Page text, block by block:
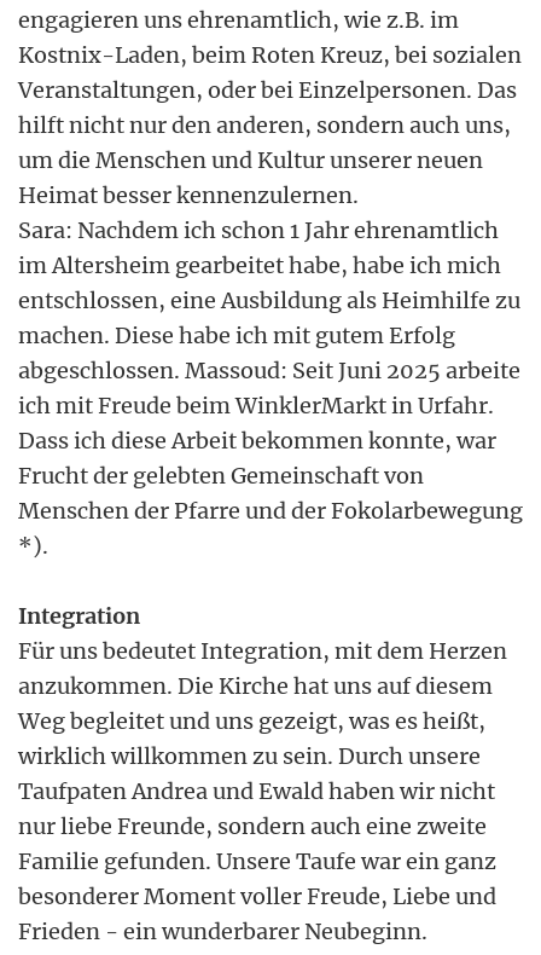
engagieren uns ehrenamtlich, wie z.B. im
Kostnix-Laden, beim Roten Kreuz, bei sozialen
Veranstaltungen, oder bei Einzelpersonen. Das
hilft nicht nur den anderen, sondern auch uns,
um die Menschen und Kultur unserer neuen
Heimat besser kennenzulernen.
Sara: Nachdem ich schon 1 Jahr ehrenamtlich
im Altersheim gearbeitet habe, habe ich mich
entschlossen, eine Ausbildung als Heimhilfe zu
machen. Diese habe ich mit gutem Erfolg
abgeschlossen. Massoud: Seit Juni 2025 arbeite
ich mit Freude beim WinklerMarkt in Urfahr.
Dass ich diese Arbeit bekommen konnte, war
Frucht der gelebten Gemeinschaft von
Menschen der Pfarre und der Fokolarbewegung
*).
Integration
Für uns bedeutet Integration, mit dem Herzen
anzukommen. Die Kirche hat uns auf diesem
Weg begleitet und uns gezeigt, was es heißt,
wirklich willkommen zu sein. Durch unsere
Taufpaten Andrea und Ewald haben wir nicht
nur liebe Freunde, sondern auch eine zweite
Familie gefunden. Unsere Taufe war ein ganz
besonderer Moment voller Freude, Liebe und
Frieden - ein wunderbarer Neubeginn.